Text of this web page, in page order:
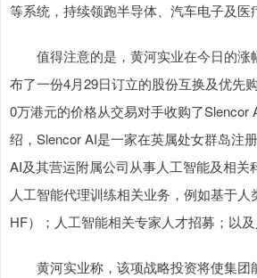
等系统，持续领跑半导体、汽车电子及医
值得注意的是，黄河实业在今日的涨
布了一份4月29日订立的股份互换及优先
0万港元的价格从交易对手收购了Slencor
绍，Slencor AI是一家在英属处女群岛注
AI及其营运附属公司从事人工智能及相关
人工智能代理训练相关业务，例如基于
HF）；人工智能相关专家人才招募；以及
黄河实业称，该项战略投资将使集团